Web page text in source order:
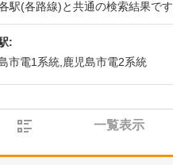
駅(各路線)と共通の検索結果です
:
市電1系統,鹿児島市電2系統
一覧表示